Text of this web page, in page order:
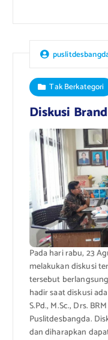
Tak Berkategori
Diskusi
Pada hari rabu, 23
melakukan diskusi
tersebut
hadir saat diskusi
S.Pd., M.Sc., Drs.
Puslitdesbangda.
dan diharapkan